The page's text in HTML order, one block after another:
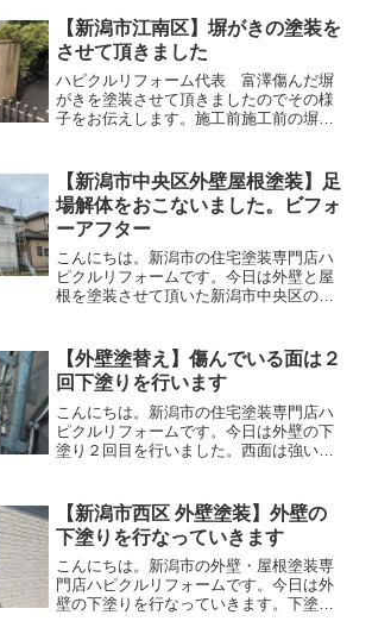
ーラーにたっぷりつけて塗装していきま
す。上塗りをすると目で見...
【新潟市江南区】塀がきの塗装を
させて頂きました
ハピクルリフォーム代表 富澤傷んだ塀
がきを塗装させて頂きましたのでその様
子をお伝えします。施工前施工前の塀が
りやすい箇所です。「玄関は家の顔」と
言われますが、「塀がきも...
【新潟市中央区外壁屋根塗装】足
場解体をおこないました。ビフォ
ーアフター
こんにちは。新潟市の住宅塗装専門店ハ
ピクルリフォームです。今日は外壁と屋
根を塗装させて頂いた新潟市中央区のお
てきます。足場職人が丁寧に足場を解体
してくれています。外壁塗...
【外壁塗替え】傷んでいる面は２
回下塗りを行います
こんにちは。新潟市の住宅塗装専門店ハ
ピクルリフォームです。今日は外壁の下
塗り２回目を行いました。西面は強い日
ませんが、西面は傷んでしまいます。傷
んだ外壁の下地を良くする...
【新潟市西区 外壁塗装】外壁の
下塗りを行なっていきます
こんにちは。新潟市の外壁・屋根塗装専
門店ハピクルリフォームです。今日は外
壁の下塗りを行なっていきます。下塗り